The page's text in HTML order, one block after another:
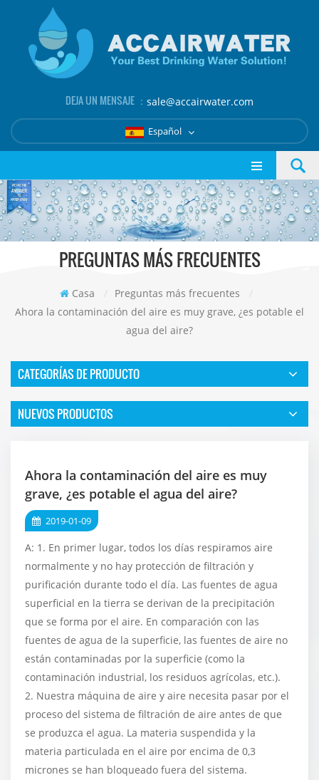
DEJA UN MENSAJE ： sale@accairwater.com
Español
PREGUNTAS MÁS FRECUENTES
Casa / Preguntas más frecuentes
/
Ahora la contaminación del aire es muy grave, ¿es potable el
agua del aire?
CATEGORÍAS DE PRODUCTO
NUEVOS PRODUCTOS
Ahora la contaminación del aire es muy
grave, ¿es potable el agua del aire?
2019-01-09
A: 1. En primer lugar, todos los días respiramos aire
normalmente y no hay protección de filtración y
purificación durante todo el día. Las fuentes de agua
superficial en la tierra se derivan de la precipitación
que se forma por el aire. En comparación con las
fuentes de agua de la superficie, las fuentes de aire no
están contaminadas por la superficie (como la
contaminación industrial, los residuos agrícolas, etc.).
2. Nuestra máquina de aire y aire necesita pasar por el
proceso del sistema de filtración de aire antes de que
se produzca el agua. La materia suspendida y la
materia particulada en el aire por encima de 0,3
micrones se han bloqueado fuera del sistema.